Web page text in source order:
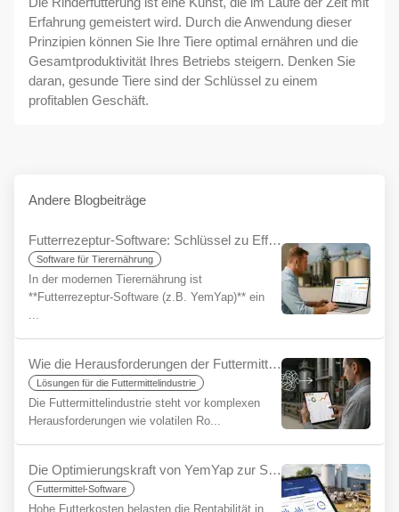
Erfahrung gemeistert wird. Durch die Anwendung dieser
Prinzipien können Sie Ihre Tiere optimal ernähren und die
Gesamtproduktivität Ihres Betriebs steigern. Denken Sie
daran, gesunde Tiere sind der Schlüssel zu einem
profitablen Geschäft.
Andere Blogbeiträge
Futterrezeptur-Software: Schlüssel zu Effizienz und Rentabilität
Software für Tierernährung
In der modernen Tierernährung ist
**Futterrezeptur-Software (z.B. YemYap)** ein
...
Wie die Herausforderungen der Futtermittelindustrie mit YemYap vereinfacht werden können
Lösungen für die Futtermittelindustrie
Die Futtermittelindustrie steht vor komplexen
Herausforderungen wie volatilen Ro...
Die Optimierungskraft von YemYap zur Senkung der Futterkosten: Mehr Gewinn mit weniger Input
Futtermittel-Software
Hohe Futterkosten belasten die Rentabilität in